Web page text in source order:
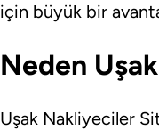
için büyük bir
Neden
Uşak Nakliyeciler